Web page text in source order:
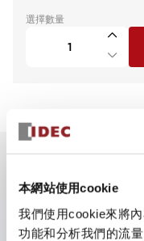
本網站使用cookie
我們使用cookie來將
功能和分析我們的流
選擇數量
主要特點
CS型凸輪開關是方便